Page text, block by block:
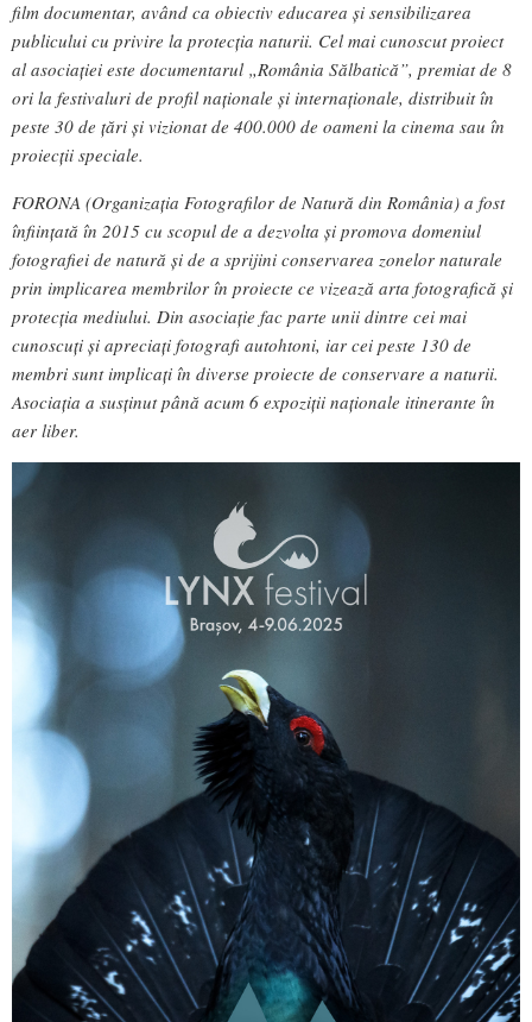
film documentar, având ca obiectiv educarea și sensibilizarea
publicului cu privire la protecția naturii. Cel mai cunoscut proiect
al asociației este documentarul „România Sălbatică”, premiat de 8
ori la festivaluri de profil naționale și internaționale, distribuit în
peste 30 de țări și vizionat de 400.000 de oameni la cinema sau în
proiecții speciale.
FORONA (Organizația Fotografilor de Natură din România) a fost
înființată în 2015 cu scopul de a dezvolta și promova domeniul
fotografiei de natură și de a sprijini conservarea zonelor naturale
prin implicarea membrilor în proiecte ce vizează arta fotografică și
protecția mediului. Din asociație fac parte unii dintre cei mai
cunoscuți și apreciați fotografi autohtoni, iar cei peste 130 de
membri sunt implicați în diverse proiecte de conservare a naturii.
Asociația a susținut până acum 6 expoziții naționale itinerante în
aer liber.